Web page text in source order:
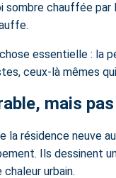
sombre chauffée
essentielle : la
ceux-là mêmes
mais
la résidence neuve
Ils dessinent
urbain.